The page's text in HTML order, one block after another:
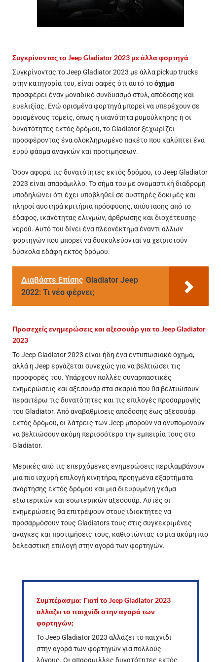
Συγκρίνοντας το Jeep Gladiator 2023 με άλλα φορτηγά
Συγκρίνοντας το Jeep Gladiator 2023 με άλλα pickup trucks
στην κατηγορία του, είναι σαφές ότι αυτό τοόχημα
προσφέρει έναν μοναδικό συνδυασμό στυλ, απόδοσης και
ευελιξίας. Ενώ ορισμένα φορτηγά μπορεί να υπερέχουν σε
ορισμένους τομείς, όπως η ικανότητα ρυμούλκησης ή οι
δυνατότητες εκτός δρόμου, το Gladiator ξεχωρίζει
προσφέροντας ένα ολοκληρωμένο πακέτο που καλύπτει ένα
ευρύ φάσμα αναγκών και προτιμήσεων.
Όσον αφορά τις δυνατότητες εκτός δρόμου, το Jeep Gladiator
2023 είναι απαράμιλλο. Το σήμα του με ονομαστική διαδρομή
υποδηλώνει ότι έχει υποβληθεί σε αυστηρές δοκιμές και
πληροί αυστηρά κριτήρια πρόσφυσης, απόστασης από το
έδαφος, ικανότητας ελιγμών, άρθρωσης και διοχέτευσης
νερού. Αυτό του δίνει ένα πλεονέκτημα έναντι άλλων
φορτηγών που μπορεί να δυσκολεύονται να χειριστούν
δύσκολα εδάφη εκτός δρόμου.
Διαβάστε Επίσης Gladiator Jeep
2022: Τι νέο φέρνει;
Προσεχείς ενημερώσεις και αξεσουάρ για το Jeep Gladiator
2023
Το Jeep Gladiator 2023 είναι ήδη ένα εντυπωσιακό όχημα,
αλλά η Jeep εργάζεται συνεχώς για να βελτιώσει τις
προσφορές του. Υπάρχουν πολλές συναρπαστικές
ενημερώσεις και αξεσουάρ στα σκαριά που θα βελτιώσουν
περαιτέρω τις δυνατότητες και τις επιλογές προσαρμογής
του Gladiator. Από αναβαθμίσεις απόδοσης έως αξεσουάρ
εκτός δρόμου, οι λάτρεις των Jeep μπορούν να ανυπομονούν
να βελτιώσουν ακόμη περισσότερο την εμπειρία τους στο
Gladiator.
Μερικές από τις επερχόμενες ενημερώσεις περιλαμβάνουν
μια πιο ισχυρή επιλογή κινητήρα, προηγμένα εξαρτήματα
ανάρτησης εκτός δρόμου και μια διευρυμένη γκάμα
εξωτερικών και εσωτερικών αξεσουάρ. Αυτές οι
ενημερώσεις θα επιτρέψουν στους ιδιοκτήτες να
προσαρμόσουν τους Gladiators τους στις συγκεκριμένες
ανάγκες και προτιμήσεις τους, καθιστώντας το μια ακόμη πιο
δελεαστική επιλογή στην αγορά των φορτηγών.
Συμπέρασμα: Γιατί το Jeep Gladiator 2023
αλλάζει το παιχνίδι στην αγορά των
φορτηγών;
Το Jeep Gladiator 2023 αλλάζει το παιχνίδι
στην αγορά των φορτηγών για πολλούς